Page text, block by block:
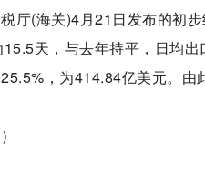
厅(海关)4月21日发布的初
天，与去年持平，日均出
，为414.84亿美元。